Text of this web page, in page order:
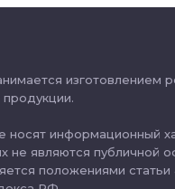
изготовлением
носят информационный
не являются публичной
положениями статьи